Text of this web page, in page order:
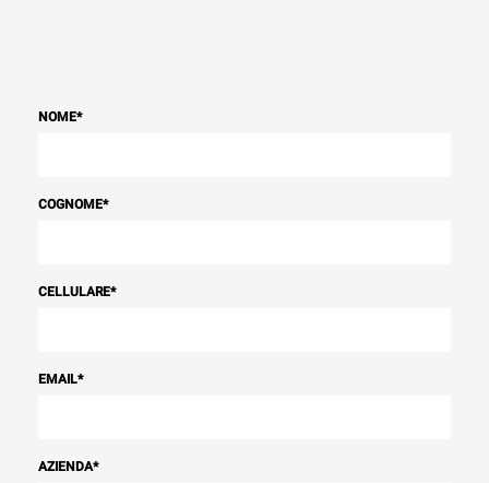
NOME*
COGNOME*
CELLULARE*
EMAIL*
AZIENDA*